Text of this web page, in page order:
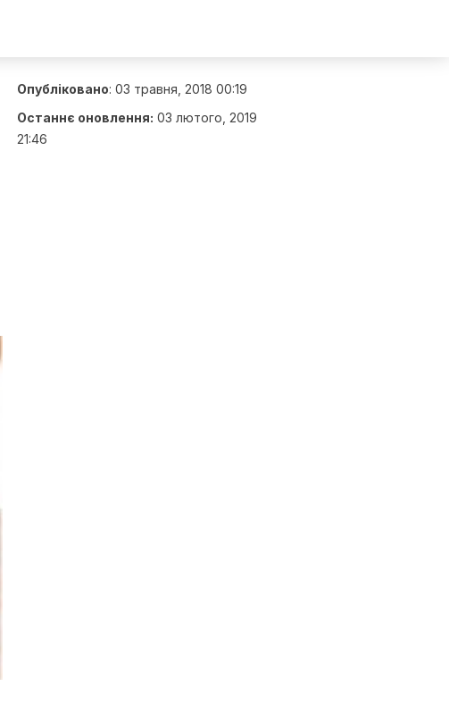
Опубліковано: 03 травня, 2018 00:19
Останнє оновлення: 03 лютого, 2019
21:46